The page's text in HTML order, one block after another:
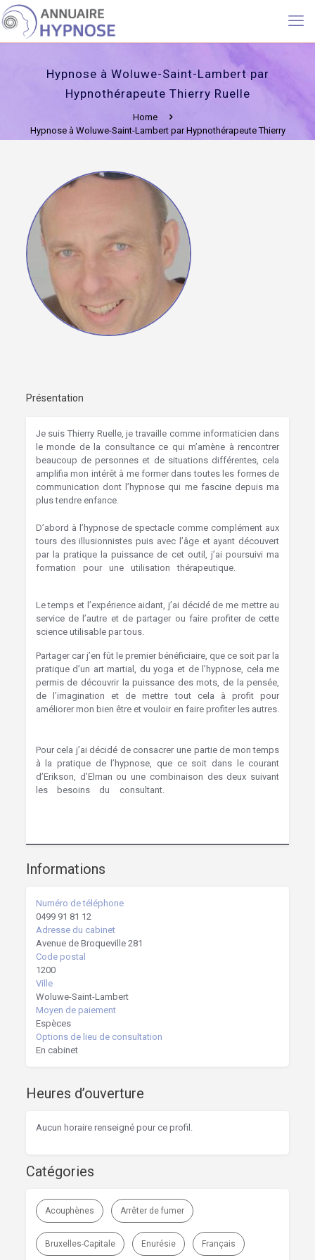
Hypnose à Woluwe-Saint-Lambert par
Hypnothérapeute Thierry Ruelle
Home
Hypnose à Woluwe-Saint-Lambert par Hypnothérapeute Thierry
Présentation
Je suis Thierry Ruelle, je travaille comme informaticien dans
le monde de la consultance ce qui m’amène à rencontrer
beaucoup de personnes et de situations différentes, cela
amplifia mon intérêt à me former dans toutes les formes de
communication dont l’hypnose qui me fascine depuis ma
plus tendre enfance.
D’abord à l’hypnose de spectacle comme complément aux
tours des illusionnistes puis avec l’âge et ayant découvert
par la pratique la puissance de cet outil, j’ai poursuivi ma
formation pour une utilisation thérapeutique.
Le temps et l’expérience aidant, j’ai décidé de me mettre au
service de l’autre et de partager ou faire profiter de cette
science utilisable par tous.
Partager car j’en fût le premier bénéficiaire, que ce soit par la
pratique d’un art martial, du yoga et de l’hypnose, cela me
permis de découvrir la puissance des mots, de la pensée,
de l’imagination et de mettre tout cela à profit pour
améliorer mon bien être et vouloir en faire profiter les autres.
Pour cela j’ai décidé de consacrer une partie de mon temps
à la pratique de l’hypnose, que ce soit dans le courant
d’Erikson, d’Elman ou une combinaison des deux suivant
les besoins du consultant.
Informations
Numéro de téléphone
0499 91 81 12
Adresse du cabinet
Avenue de Broqueville 281
Code postal
1200
Ville
Woluwe-Saint-Lambert
Moyen de paiement
Espèces
Options de lieu de consultation
En cabinet
Heures d’ouverture
Aucun horaire renseigné pour ce profil.
Catégories
Acouphènes Arrêter de fumer
Bruxelles-Capitale Enurésie Français